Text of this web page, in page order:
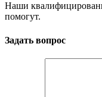
Наши
помогут.
Задать вопрос